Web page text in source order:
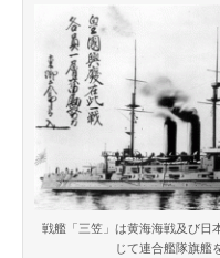
聞）
電子
版
争
結
の
よ
り
一
〇
九
年
戦艦「三笠」は黄海海戦及び日
じて連合艦隊旗艦